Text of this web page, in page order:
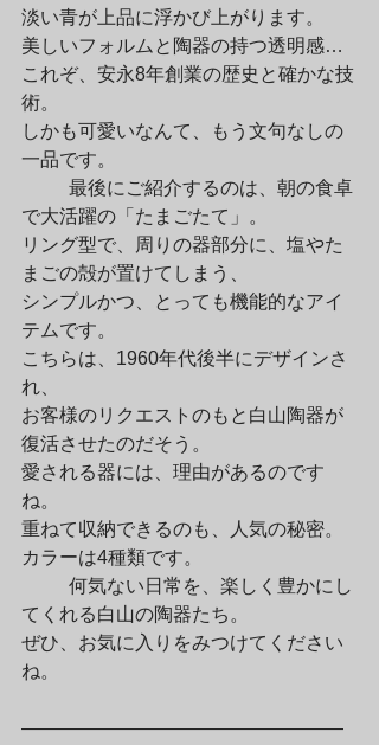
淡い青が上品に浮かび上がります。
美しいフォルムと陶器の持つ透明感…
これぞ、安永8年創業の歴史と確かな技
術。
しかも可愛いなんて、もう文句なしの
一品です。
で大活躍の「たまごたて」。
リング型で、周りの器部分に、塩やた
まごの殻が置けてしまう、
シンプルかつ、とっても機能的なアイ
テムです。
こちらは、1960年代後半にデザインさ
れ、
お客様のリクエストのもと白山陶器が
復活させたのだそう。
愛される器には、理由があるのです
ね。
重ねて収納できるのも、人気の秘密。
カラーは4種類です。
てくれる白山の陶器たち。
ぜひ、お気に入りをみつけてください
ね。
—————————————————